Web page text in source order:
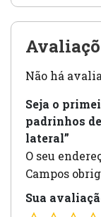
Não há
Seja o
padrinhos
lateral”
O seu
Campos
Sua